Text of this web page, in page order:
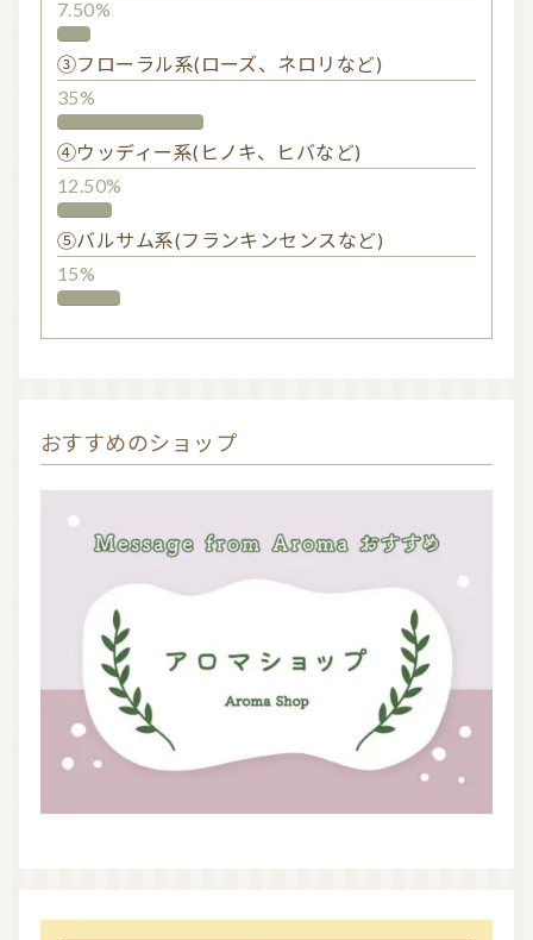
7.50%
③フローラル系(ローズ、ネロリなど)
35%
④ウッディー系(ヒノキ、ヒバなど)
12.50%
⑤バルサム系(フランキンセンスなど)
15%
おすすめのショップ